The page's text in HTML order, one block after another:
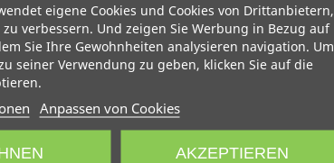
eigene Cookies und Cookies von Drittanbietern,
verbessern. Und zeigen Sie Werbung in Bezug auf
Sie Ihre Gewohnheiten analysieren navigation. Um
seiner Verwendung zu geben, klicken Sie auf die
Anpassen von Cookies
AKZEPTIEREN